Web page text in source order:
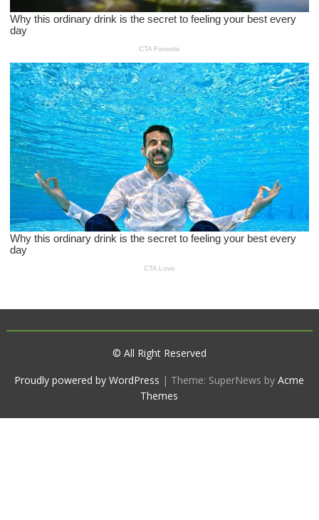
© All Right Reserved
Proudly powered by WordPress | Theme: SuperNews byAcme
Themes